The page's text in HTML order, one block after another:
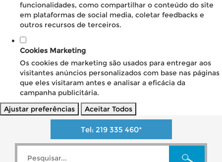
funcionalidades, como compartilhar o conteúdo do site
em plataformas de social media, coletar feedbacks e
outros recursos de terceiros.
Cookies Marketing
Os cookies de marketing são usados para entregar aos
visitantes anúncios personalizados com base nas páginas
que eles visitaram antes e analisar a eficácia da
campanha publicitária.
Ajustar preferências
Aceitar Todos
Tel: 219 335 460*